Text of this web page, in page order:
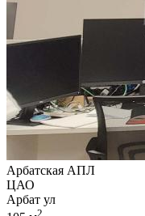
Арбатская АПЛ
ЦАО
Арбат ул
2